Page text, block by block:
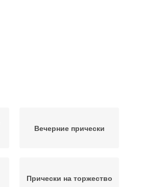
Вечерние прически
Прически на торжество